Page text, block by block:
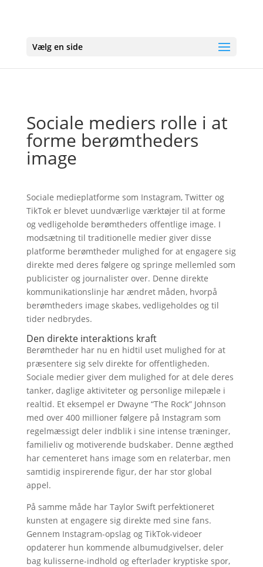
Vælg en side
Sociale mediers rolle i at
forme berømtheders
image
Sociale medieplatforme som Instagram, Twitter og
TikTok er blevet uundværlige værktøjer til at forme
og vedligeholde berømtheders offentlige image. I
modsætning til traditionelle medier giver disse
platforme berømtheder mulighed for at engagere sig
direkte med deres følgere og springe mellemled som
publicister og journalister over. Denne direkte
kommunikationslinje har ændret måden, hvorpå
berømtheders image skabes, vedligeholdes og til
tider nedbrydes.
Den direkte interaktions kraft
Berømtheder har nu en hidtil uset mulighed for at
præsentere sig selv direkte for offentligheden.
Sociale medier giver dem mulighed for at dele deres
tanker, daglige aktiviteter og personlige milepæle i
realtid. Et eksempel er Dwayne “The Rock” Johnson
med over 400 millioner følgere på Instagram som
regelmæssigt deler indblik i sine intense træninger,
familieliv og motiverende budskaber. Denne ægthed
har cementeret hans image som en relaterbar, men
samtidig inspirerende figur, der har stor global
appel.
På samme måde har Taylor Swift perfektioneret
kunsten at engagere sig direkte med sine fans.
Gennem Instagram-opslag og TikTok-videoer
opdaterer hun kommende albumudgivelser, deler
bag kulisserne-indhold og efterlader kryptiske spor,